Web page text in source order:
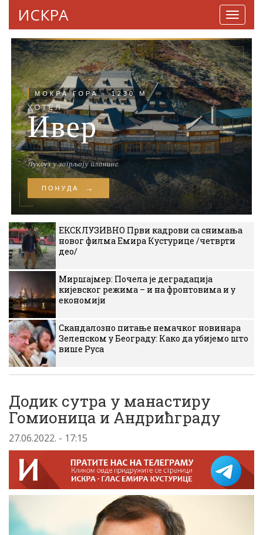
ИСКРА
ЕКСКЛУЗИВНО Први кадрови са снимања
новог филма Емира Кустурице /четврти
део/
Миршајмер: Почела је деградација
кијевског режима – и на фронтовима и у
економији
Скандалозно питање немачког новинара
Зеленском у Београду: Како да убијемо што
више Руса
Додик сутра у манастиру
Гомионица и Андрићграду
27.06.2022. - 17:15